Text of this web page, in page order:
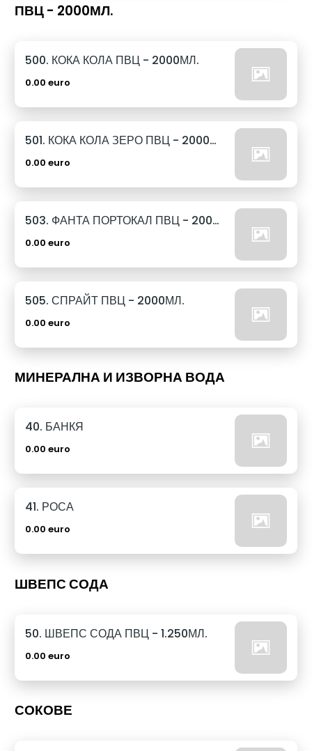
ПВЦ - 2000МЛ.
500. КОКА КОЛА ПВЦ - 2000МЛ.
0.00 euro
501. КОКА КОЛА ЗЕРО ПВЦ - 2000МЛ.
0.00 euro
503. ФАНТА ПОРТОКАЛ ПВЦ - 2000МЛ.
0.00 euro
505. СПРАЙТ ПВЦ - 2000МЛ.
0.00 euro
МИНЕРАЛНА И ИЗВОРНА ВОДА
40. БАНКЯ
0.00 euro
41. РОСА
0.00 euro
ШВЕПС СОДА
50. ШВЕПС СОДА ПВЦ - 1.250МЛ.
0.00 euro
СОКОВЕ